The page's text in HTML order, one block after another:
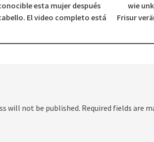
esta mujer después
El video completo está
wie
Frisur
will not be published. Required fields are